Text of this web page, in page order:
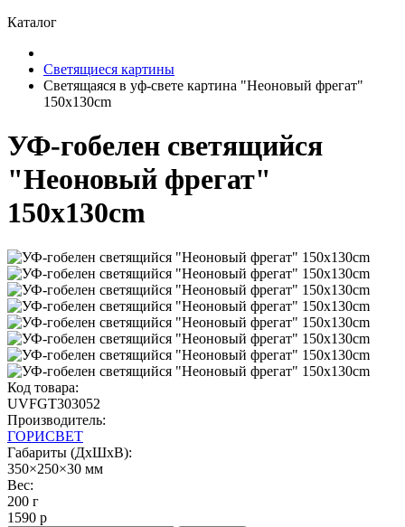
Каталог
Светящиеся картины
Светящаяся в уф-свете картина "Неоновый фрегат"
150x130cm
УФ-гобелен светящийся
"Неоновый фрегат"
150x130cm
Код товара:
UVFGT303052
Производитель:
ГОРИСВЕТ
Габариты (ДхШхВ):
350×250×30 мм
Вес:
200 г
1590 р